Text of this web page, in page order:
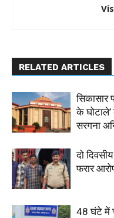
RELATED ARTICLES
सिकासार
के
सरगना
दो
फरार
48 घंटे में